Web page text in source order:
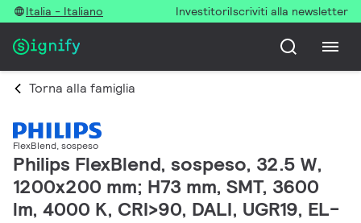
Italia - Italiano InvestitoriIscriviti alla newsletter
Torna alla famiglia
FlexBlend, sospeso
Philips FlexBlend, sospeso, 32.5 W,
1200x200 mm; H73 mm, SMT, 3600
lm, 4000 K, CRI>90, DALI, UGR19, EL-